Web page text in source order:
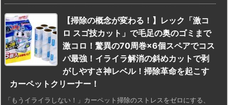
【掃除の概念が変わる！】レック「激コ
ロ スゴ技カット」で毛足の奥のゴミまで
激コロ！驚異の70周巻×6個スペアでコス
パ最強！イライラ解消の斜めカットで剥
がしやすさ神レベル！掃除革命を起こす
カーペットクリーナー！
「もうイライラしない！」カーペット掃除のストレスをゼロにする、